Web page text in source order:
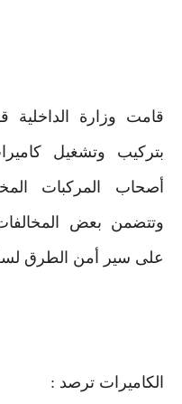
قامت وزارة
بتركيب وتشغيل
أصحاب المركبات
وتتضمن بعض
على سير أمن الطرق
الكاميرات ترصد :